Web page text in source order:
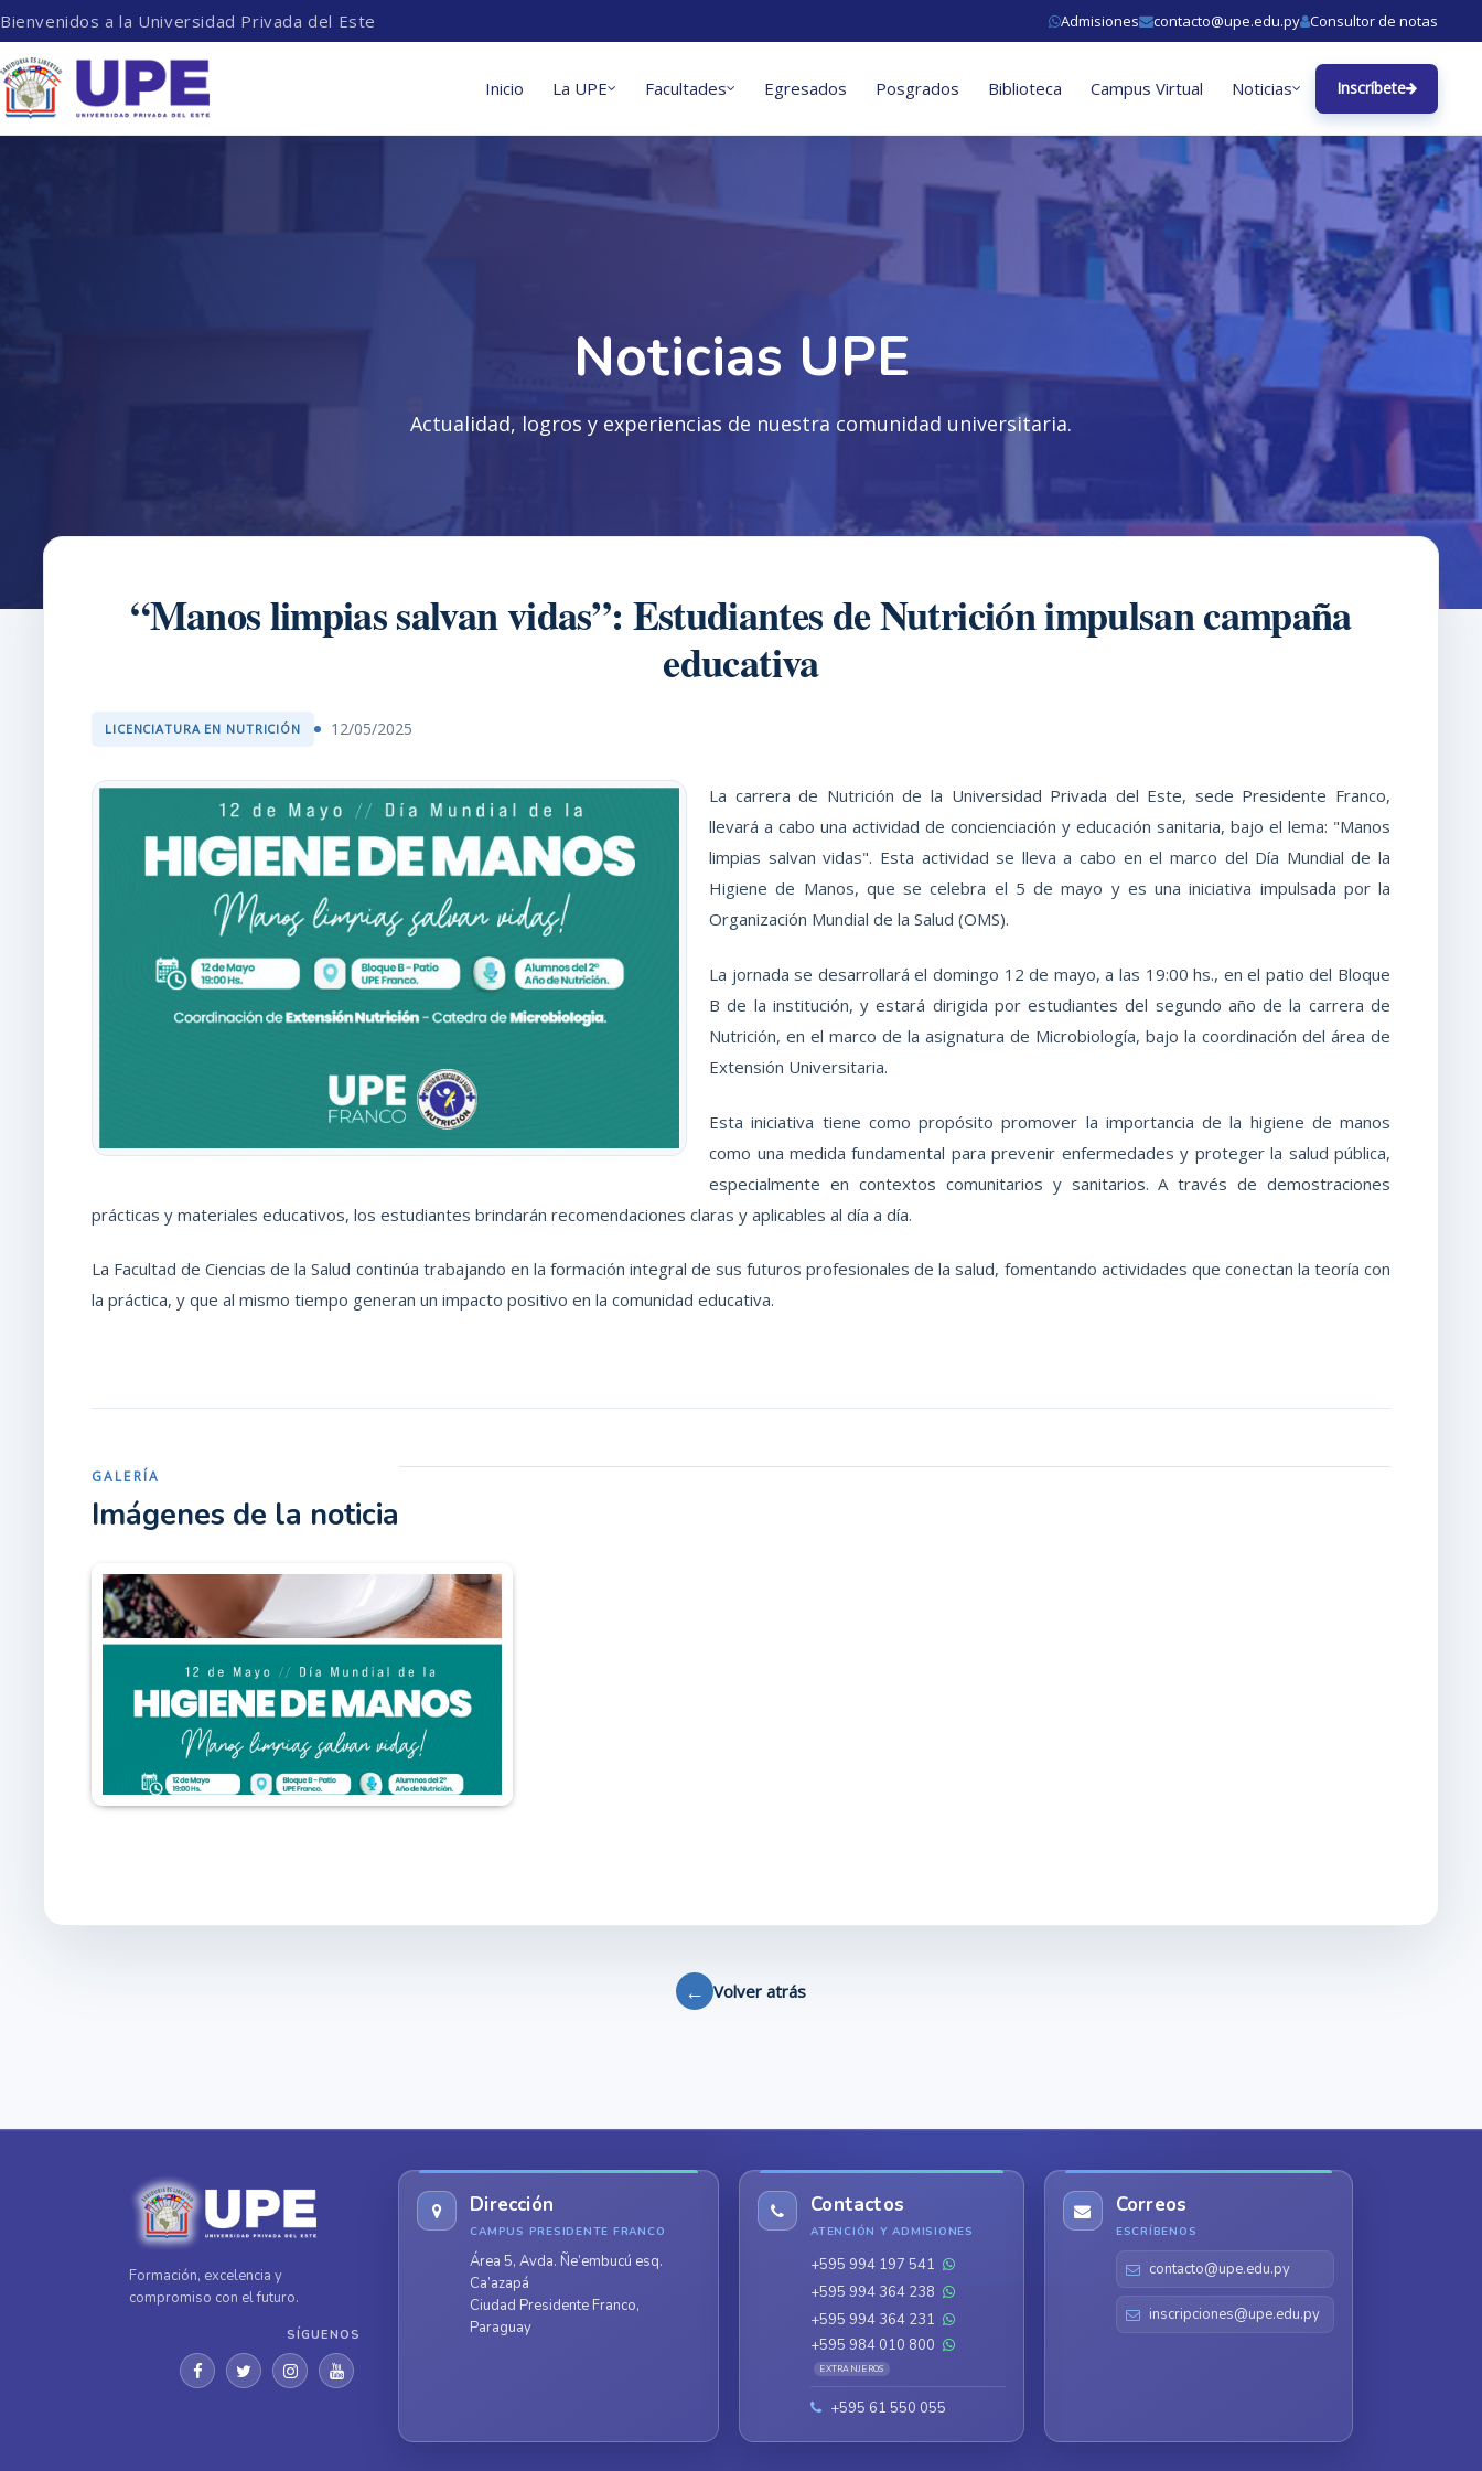
Bienvenidos a la Universidad Privada del Este Admisiones contacto@upe.edu.py Consultor de notas
Inicio La UPE Facultades Egresados Posgrados Biblioteca Campus Virtual Noticias Inscríbete
Noticias UPE
Actualidad, logros y experiencias de nuestra comunidad universitaria.
“Manos limpias salvan vidas”: Estudiantes de Nutrición impulsan campaña
educativa
LICENCIATURA EN NUTRICIÓN 12/05/2025
La carrera de Nutrición de la Universidad Privada del Este, sede Presidente Franco,
llevará a cabo una actividad de concienciación y educación sanitaria, bajo el lema: "Manos
limpias salvan vidas". Esta actividad se lleva a cabo en el marco del Día Mundial de la
Higiene de Manos, que se celebra el 5 de mayo y es una iniciativa impulsada por la
Organización Mundial de la Salud (OMS).
La jornada se desarrollará el domingo 12 de mayo, a las 19:00 hs., en el patio del Bloque
B de la institución, y estará dirigida por estudiantes del segundo año de la carrera de
Nutrición, en el marco de la asignatura de Microbiología, bajo la coordinación del área de
Extensión Universitaria.
Esta iniciativa tiene como propósito promover la importancia de la higiene de manos
como una medida fundamental para prevenir enfermedades y proteger la salud pública,
especialmente en contextos comunitarios y sanitarios. A través de demostraciones
prácticas y materiales educativos, los estudiantes brindarán recomendaciones claras y aplicables al día a día.
La Facultad de Ciencias de la Salud continúa trabajando en la formación integral de sus futuros profesionales de la salud, fomentando actividades que conectan la teoría con
la práctica, y que al mismo tiempo generan un impacto positivo en la comunidad educativa.
GALERÍA
Imágenes de la noticia
← Volver atrás
Formación, excelencia y
compromiso con el futuro.
SÍGUENOS
Dirección
CAMPUS PRESIDENTE FRANCO
Área 5, Avda. Ñe’embucú esq.
Ca’azapá
Ciudad Presidente Franco,
Paraguay
Contactos
ATENCIÓN Y ADMISIONES
+595 994 197 541
+595 994 364 238
+595 994 364 231
+595 984 010 800
EXTRANJEROS
+595 61 550 055
Correos
ESCRÍBENOS
contacto@upe.edu.py
inscripciones@upe.edu.py